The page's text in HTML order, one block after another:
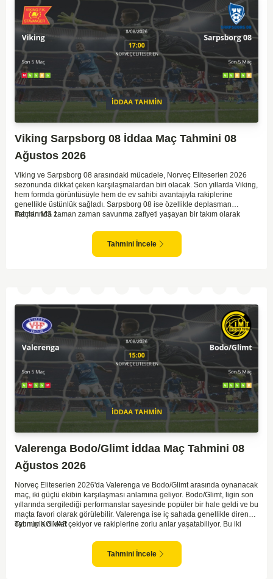
Viking Sarpsborg 08 İddaa Maç Tahmini 08
Ağustos 2026
Viking ve Sarpsborg 08 arasındaki mücadele, Norveç Eliteserien 2026
sezonunda dikkat çeken karşılaşmalardan biri olacak. Son yıllarda Viking,
hem formda görüntüsüyle hem de ev sahibi avantajıyla rakiplerine
genellikle üstünlük sağladı. Sarpsborg 08 ise özellikle deplasman
maçlarında zaman zaman savunma zafiyeti yaşayan bir takım olarak
yapıyor. Sarpsborg'un ise sürpriz yapabilme potansiyeli olsa da,
genellikle güçlü rakipler karşısında tutunmakta zorlandıkları biliniyor. Bu
doğrultuda, Viking'in galibiyete yakın olabileceği bir maç beklenebilir.
Tahmin MS 1
Tahmini İncele
Valerenga Bodo/Glimt İddaa Maç Tahmini 08
Ağustos 2026
Norveç Eliteserien 2026'da Valerenga ve Bodo/Glimt arasında oynanacak
maç, iki güçlü ekibin karşılaşması anlamına geliyor. Bodo/Glimt, ligin son
yıllarında sergilediği performanslar sayesinde popüler bir hale geldi ve bu
maçta favori olarak görülebilir. Valerenga ise iç sahada genellikle dirençli
oyunuyla dikkat çekiyor ve rakiplerine zorlu anlar yaşatabiliyor. Bu iki
karşılaşmalara tanık olabiliyoruz. Taraftar desteğini arkasına alarak
sahasında etkili performans sergileyen Valerenga, Bodo/Glimt karşısında
gol bulmakta zorlanmayabilir. Aynı şekilde, Bodo/Glimt'in de hücum gücü
Tahmin KG VAR
Tahmini İncele